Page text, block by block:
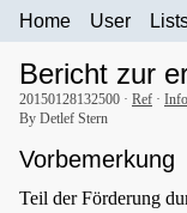
Home User
Bericht zur
20150128132500 · Ref · Info
By Detlef Stern
Vorbemerkung
Teil der Förderung